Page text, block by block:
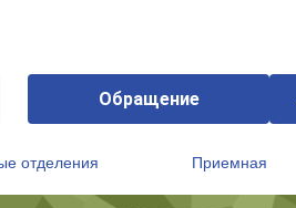
Обращение
отделения Приемная